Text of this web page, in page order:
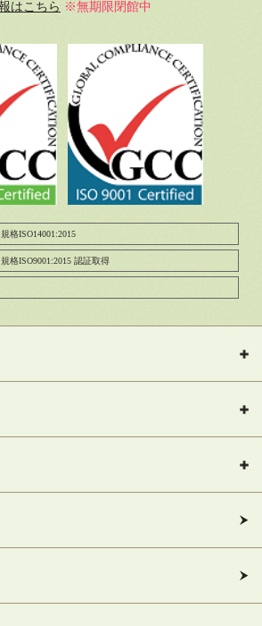
はこちら ※無期限閉館中
格ISO14001:2015
格ISO9001:2015 認証取得